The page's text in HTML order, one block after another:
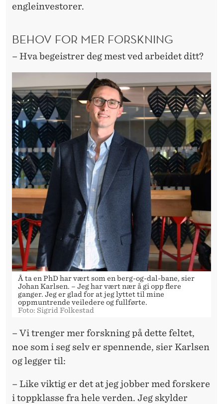
engleinvestorer.
BEHOV FOR MER FORSKNING
– Hva begeistrer deg mest ved arbeidet ditt?
Å ta en PhD har vært som en berg-og-dal-bane, sier
Johan Karlsen. – Jeg har vært nær å gi opp flere
ganger. Jeg er glad for at jeg lyttet til mine
oppmuntrende veiledere og fullførte.
Foto: Sigrid Folkestad
– Vi trenger mer forskning på dette feltet,
noe som i seg selv er spennende, sier Karlsen
og legger til:
– Like viktig er det at jeg jobber med forskere
i toppklasse fra hele verden. Jeg skylder